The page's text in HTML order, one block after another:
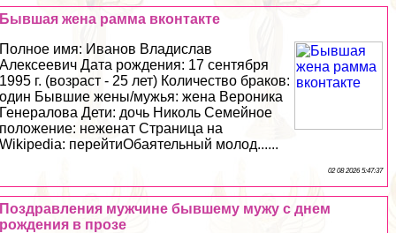
Бывшая жена рамма вконтакте
Полное имя: Иванов Владислав
Алексеевич Дата рождения: 17 сентября
1995 г. (возраст - 25 лет) Количество бpaков:
один Бывшие жены/мужья: жена Вероника
Генералова Дети: дочь Николь Семейное
положение: неженат Страница на
Wikipedia: перейтиОбаятельный молод......
02 08 2026 5:47:37
Поздравления мужчине бывшему мужу с днем
рождения в прозе